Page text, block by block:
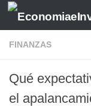
Saltar al
FINANZAS
Qué
el